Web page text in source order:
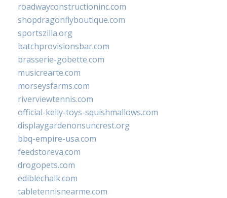
roadwayconstructioninc.com
shopdragonflyboutique.com
sportszilla.org
batchprovisionsbar.com
brasserie-gobette.com
musicrearte.com
morseysfarms.com
riverviewtennis.com
official-kelly-toys-squishmallows.com
displaygardenonsuncrest.org
bbq-empire-usa.com
feedstoreva.com
drogopets.com
ediblechalk.com
tabletennisnearme.com